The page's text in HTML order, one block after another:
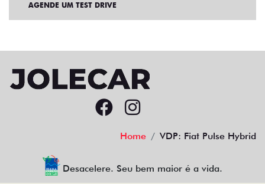
AGENDE UM TEST DRIVE
Home VDP: Fiat Pulse Hybrid
Desacelere. Seu bem maior é a vida.